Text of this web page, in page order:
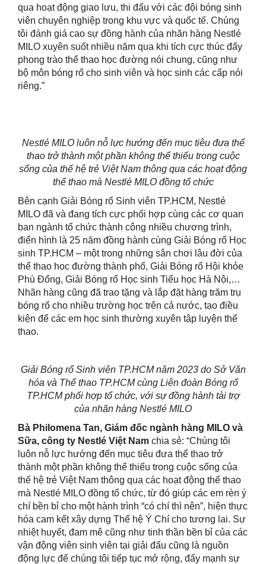
qua hoạt động giao lưu, thi đấu với các đội bóng sinh
viên chuyên nghiệp trong khu vực và quốc tế. Chúng
tôi đánh giá cao sự đồng hành của nhãn hàng Nestlé
MILO xuyên suốt nhiều năm qua khi tích cực thúc đẩy
phong trào thể thao học đường nói chung, cũng như
bộ môn bóng rổ cho sinh viên và học sinh các cấp nói
riêng.”
Nestlé MILO luôn nỗ lực hướng đến mục tiêu đưa thể
thao trở thành một phần không thể thiếu trong cuộc
sống của thế hệ trẻ Việt Nam thông qua các hoạt động
thể thao mà Nestlé MILO đồng tổ chức
Bên cạnh Giải Bóng rổ Sinh viên TP.HCM, Nestlé
MILO đã và đang tích cực phối hợp cùng các cơ quan
ban ngành tổ chức thành công nhiều chương trình,
điển hình là 25 năm đồng hành cùng Giải Bóng rổ Học
sinh TP.HCM – một trong những sân chơi lâu đời của
thể thao học đường thành phố, Giải Bóng rổ Hội khỏe
Phù Đổng, Giải Bóng rổ Học sinh Tiểu học Hà Nội,…
Nhãn hàng cũng đã trao tặng và lắp đặt hàng trăm trụ
bóng rổ cho nhiều trường học trên cả nước, tạo điều
kiện để các em học sinh thường xuyên tập luyện thể
thao.
Giải Bóng rổ Sinh viên TP.HCM năm 2023 do Sở Văn
hóa và Thể thao TP.HCM cùng Liên đoàn Bóng rổ
TP.HCM phối hợp tổ chức, với sự đồng hành tài trợ
của nhãn hàng Nestlé MILO
Bà Philomena Tan, Giám đốc ngành hàng MILO và
Sữa, công ty Nestlé Việt Nam chia sẻ: “Chúng tôi
luôn nỗ lực hướng đến mục tiêu đưa thể thao trở
thành một phần không thể thiếu trong cuộc sống của
thế hệ trẻ Việt Nam thông qua các hoạt động thể thao
mà Nestlé MILO đồng tổ chức, từ đó giúp các em rèn ý
chí bền bỉ cho một hành trình “có chí thì nên”, hiện thực
hóa cam kết xây dựng Thế hệ Ý Chí cho tương lai. Sự
nhiệt huyết, đam mê cũng như tinh thần bền bỉ của các
vận động viên sinh viên tại giải đấu cũng là nguồn
động lực để chúng tôi tiếp tục mở rộng, đẩy mạnh sự